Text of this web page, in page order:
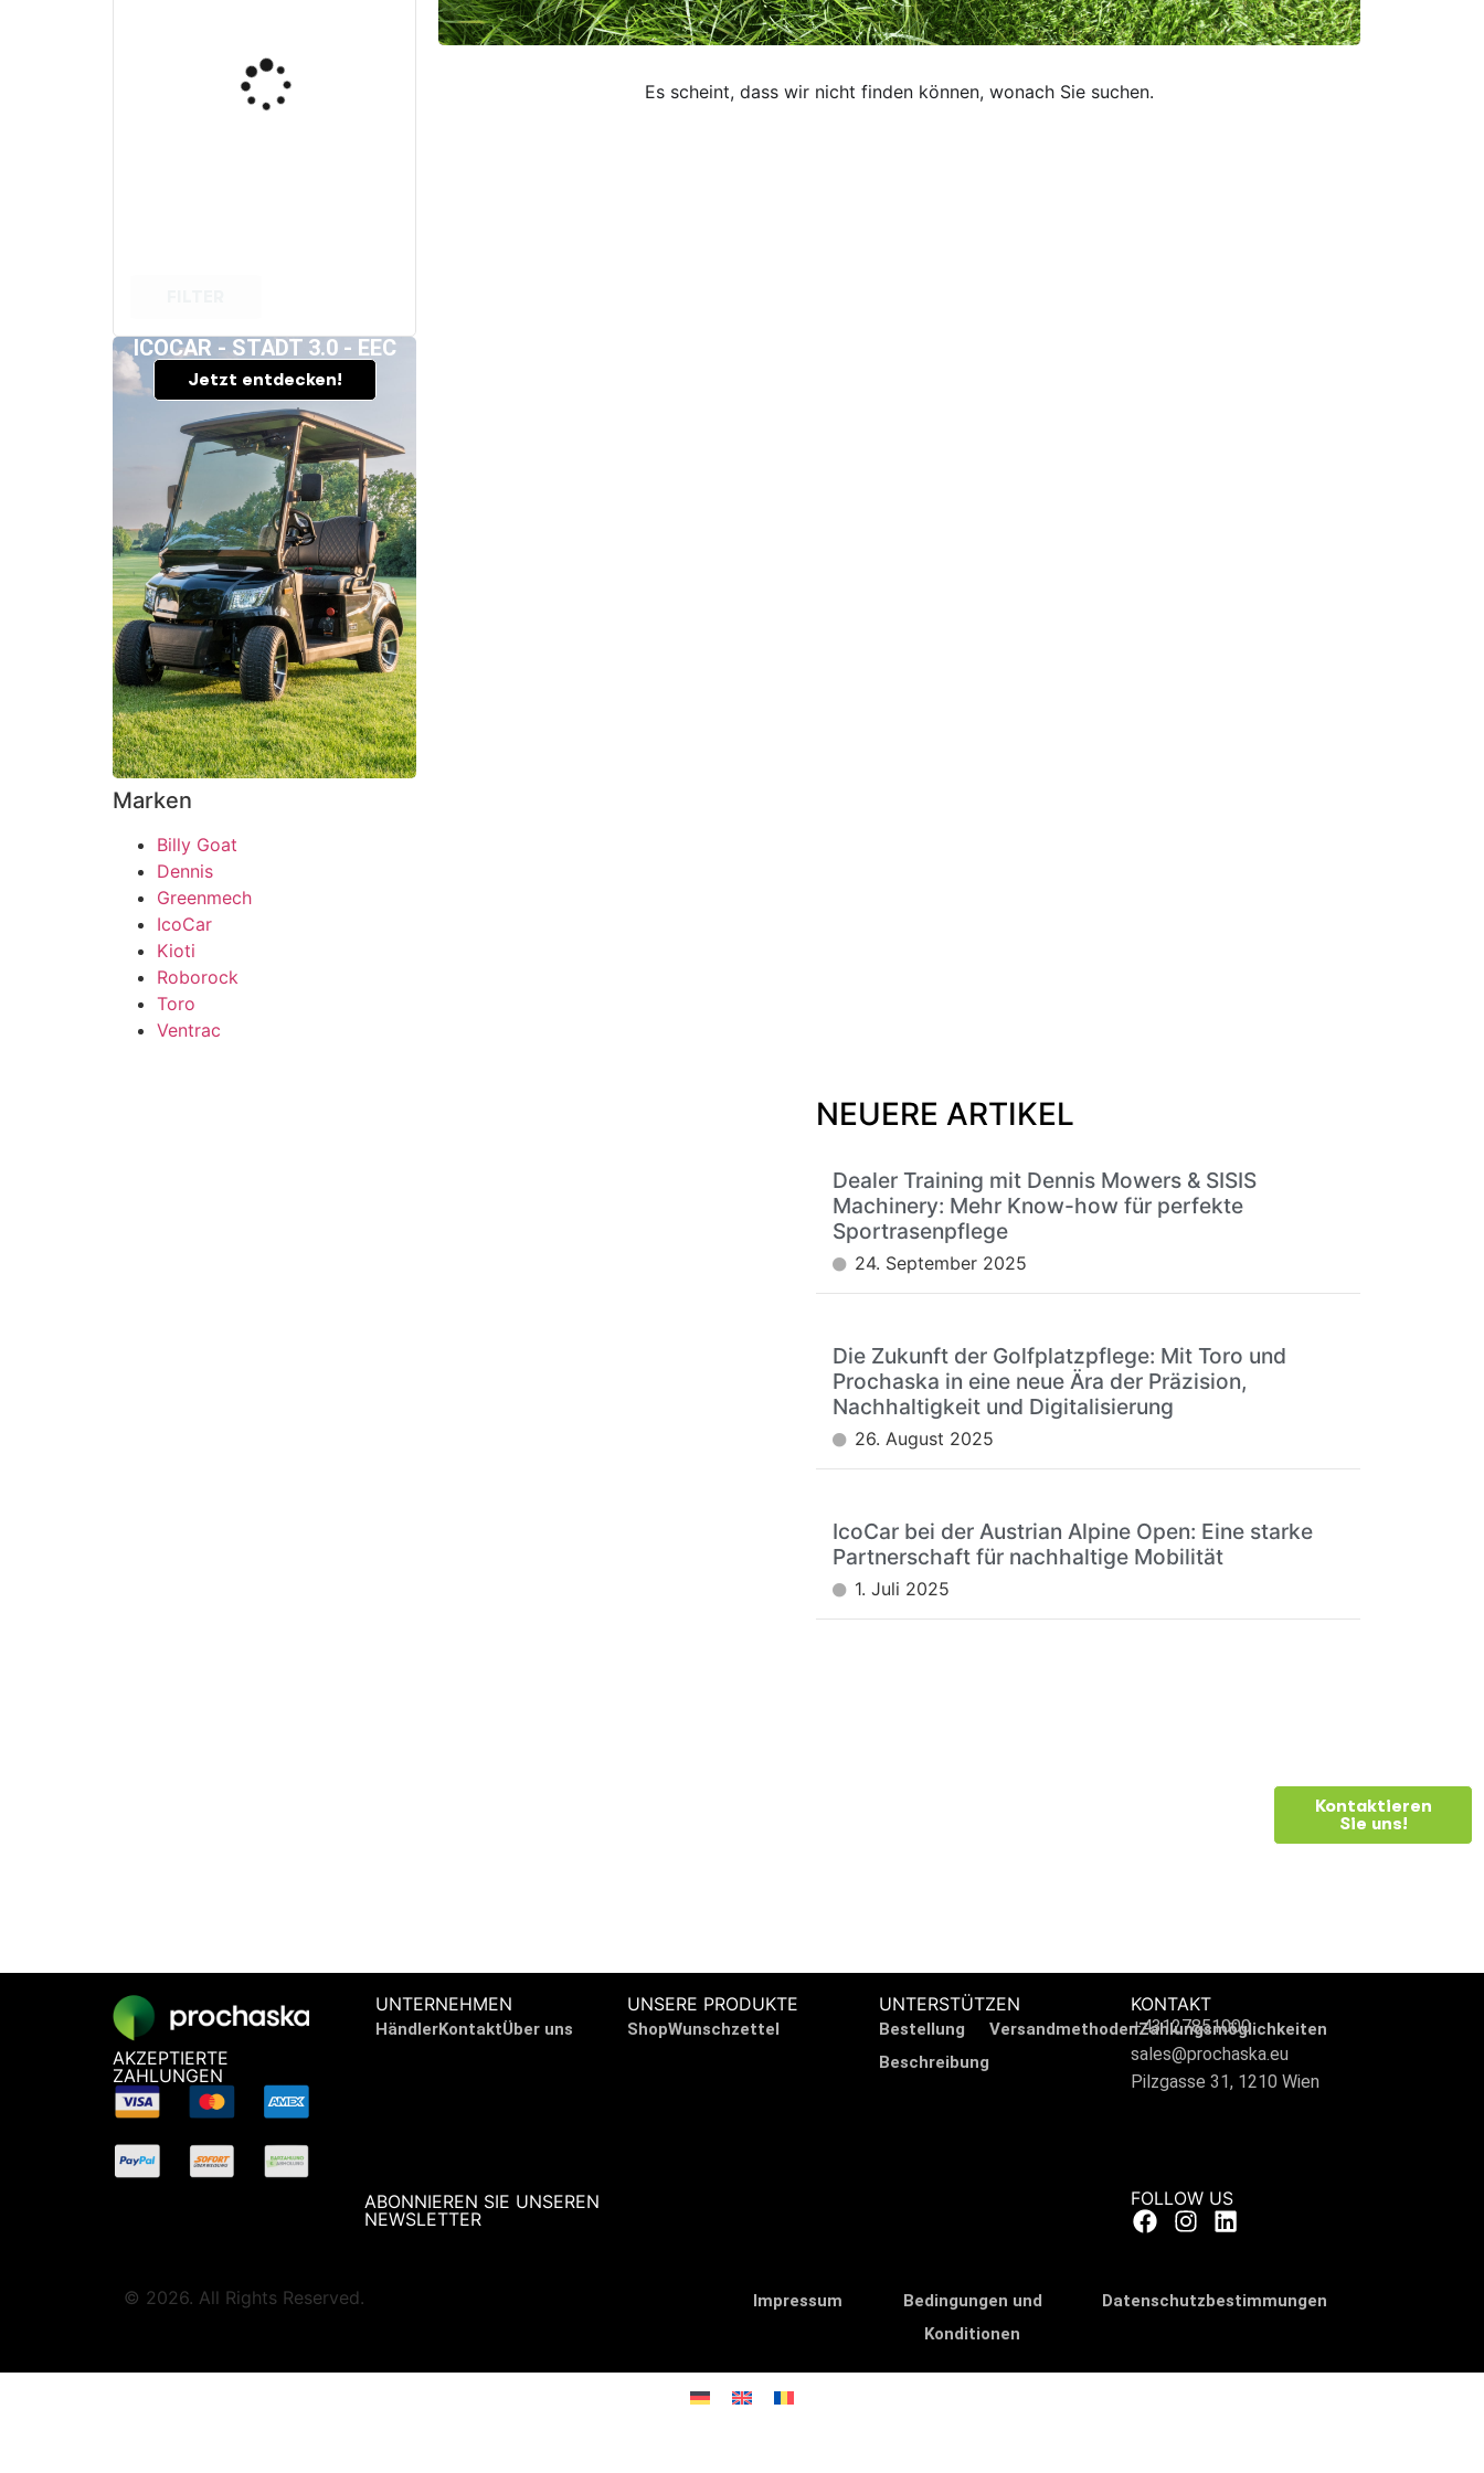
ICOCAR - STADT 3.0 - EEC
Jetzt entdecken!
Marken
Billy Goat
Dennis
Greenmech
IcoCar
Kioti
Roborock
Toro
Ventrac
Es scheint, dass wir nicht finden können, wonach Sie suchen.
NEUERE ARTIKEL
Dealer Training mit Dennis Mowers & SISIS
Machinery: Mehr Know-how für perfekte
Sportrasenpflege
24. September 2025
Die Zukunft der Golfplatzpflege: Mit Toro und
Prochaska in eine neue Ära der Präzision,
Nachhaltigkeit und Digitalisierung
26. August 2025
IcoCar bei der Austrian Alpine Open: Eine starke
Partnerschaft für nachhaltige Mobilität
1. Juli 2025
Kontaktieren
Sie uns!
AKZEPTIERTE
ZAHLUNGEN
UNTERNEHMEN
HändlerKontaktÜber uns
UNSERE PRODUKTE
ShopWunschzettel
UNTERSTÜTZEN
Bestellung
Beschreibung
VersandmethodenZahlungsmöglichkeiten
KONTAKT
+43127851000
sales@prochaska.eu
Pilzgasse 31, 1210 Wien
ABONNIEREN SIE UNSEREN
NEWSLETTER
FOLLOW US
© 2026. All Rights Reserved. Impressum
Bedingungen und
Konditionen
Datenschutzbestimmungen